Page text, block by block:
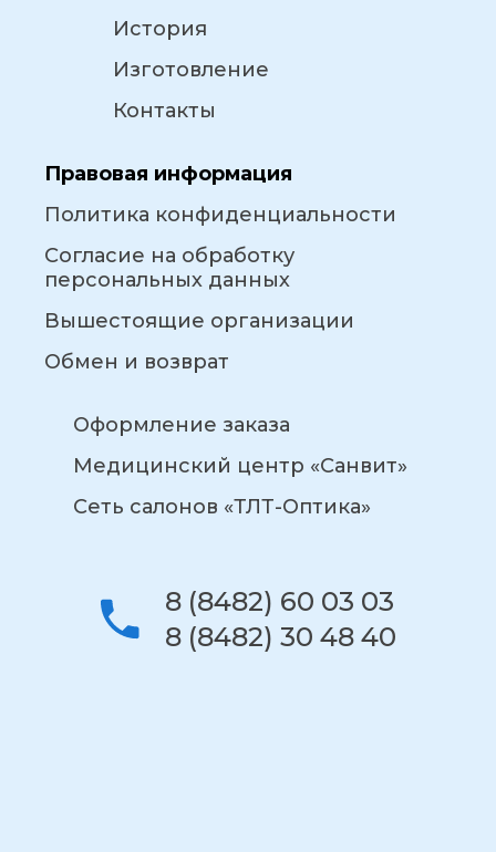
История
Изготовление
Контакты
Правовая информация
Политика конфиденциальности
Согласие на обработку
персональных данных
Вышестоящие организации
Обмен и возврат
Оформление заказа
Медицинский центр «Санвит»
Сеть салонов «ТЛТ-Оптика»
8 (8482) 60 03 03
8 (8482) 30 48 40